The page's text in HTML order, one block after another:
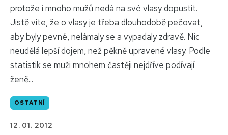
protože i mnoho mužů nedá na své vlasy dopustit.
Jistě víte, že o vlasy je třeba dlouhodobě pečovat,
aby byly pevné, nelámaly se a vypadaly zdravě. Nic
neudělá lepší dojem, než pěkně upravené vlasy. Podle
statistik se muži mnohem častěji nejdříve podívají
ženě...
OSTATNÍ
12. 01. 2012